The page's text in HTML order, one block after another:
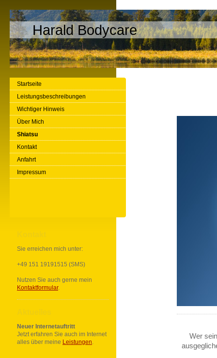
Harald Bodycare
Wer
Startseite
Leistungsbeschreibungen
Wichtiger Hinweis
Über Mich
Shiatsu
Kontakt
Anfahrt
Impressum
Sie erreichen mich unter:
+49 151 19191515 (SMS)
Nutzen Sie auch gerne mein
Kontaktformular.
Neuer Internetauftritt
Jetzt erfahren Sie auch im Internet
alles über meine Leistungen.